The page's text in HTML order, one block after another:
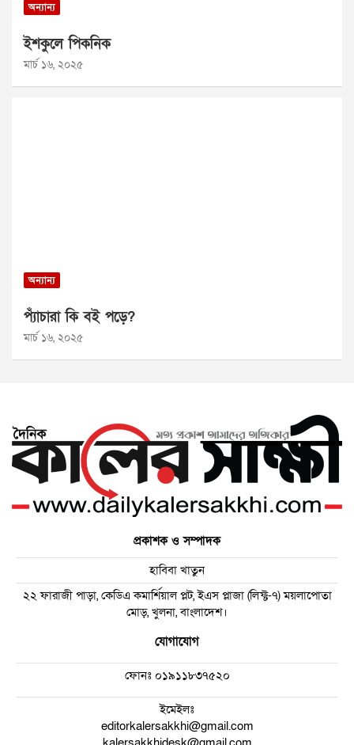
অন্যান্য
ইশকুলে পিকনিক
মার্চ ১৬, ২০২৫
অন্যান্য
প্যাঁচারা কি বই পড়ে?
মার্চ ১৬, ২০২৫
প্রকাশক ও সম্পাদক
হাবিবা খাতুন
২২ ফারাজী পাড়া, কেডিএ কমার্শিয়াল প্লট, ইএস প্লাজা (লিফ্ট-৭) ময়লাপোতা
মোড়, খুলনা, বাংলাদেশ।
যোগাযোগ
ফোনঃ০১৯১১৮৩৭৫২০
ইমেইলঃ
editorkalersakkhi@gmail.com